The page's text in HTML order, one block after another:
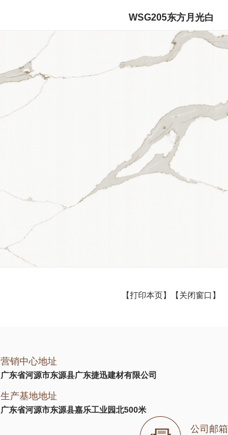
WSG205东方月光白
【打印本页】【关闭窗口 】
营销中心地址
广东省河源市东源县广东捷迅建材有限公司
生产基地地址
广东省河源市东源县嘉乐工业园北500米
公司邮箱